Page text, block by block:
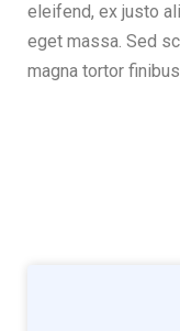
eleifend, ex justo
eget massa. Sed
magna tortor